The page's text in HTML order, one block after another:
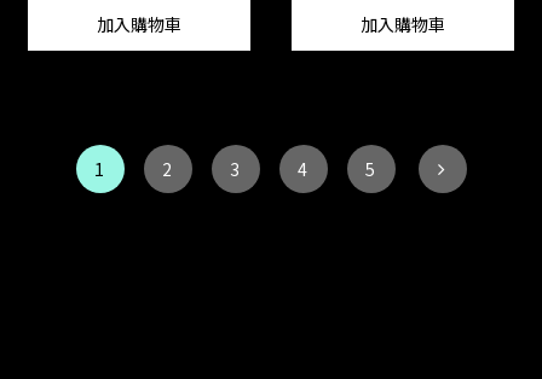
加入購物車 加入購物車
1 2 3 4 5